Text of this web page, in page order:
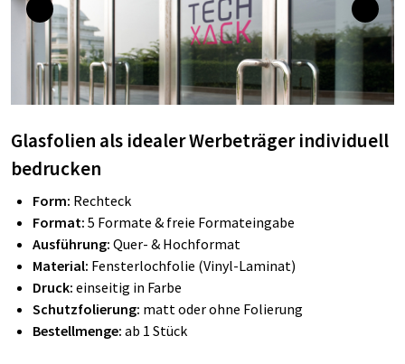
Glasfolien als idealer Werbeträger individuell
bedrucken
Form: Rechteck
Format: 5 Formate & freie Formateingabe
Ausführung: Quer- & Hochformat
Material: Fensterlochfolie (Vinyl-Laminat)
Druck: einseitig in Farbe
Schutzfolierung: matt oder ohne Folierung
Bestellmenge: ab 1 Stück